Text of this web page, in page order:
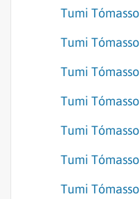
Tumi
Tumi
Tumi
Tumi
Tumi
Tumi
Tumi